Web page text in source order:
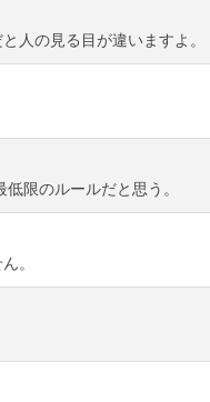
人の見る目が違いますよ。
限のルールだと思う。
。